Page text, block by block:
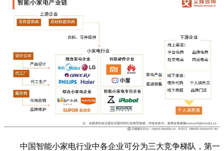
中国智能小家电行业中各企业可分为三大竞争梯队，第一